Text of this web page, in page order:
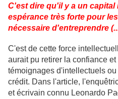
C'est dire qu'il y a un
espérance très forte pour
nécessaire d'entreprendre
C'est de cette force
aurait pu retirer la confiance
témoignages d'intellectuels
crédit. Dans l'article,
et écrivain connu Leonardo